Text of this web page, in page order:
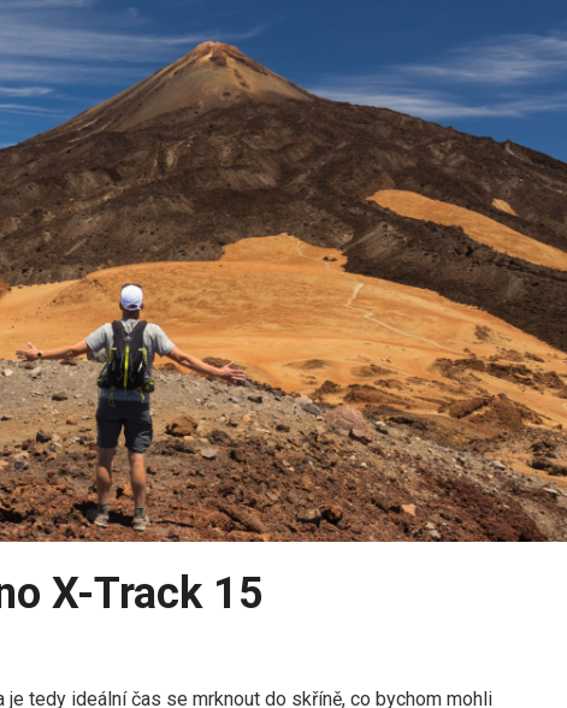
X-Track 15
je tedy ideální čas se mrknout do skříně, co bychom mohli